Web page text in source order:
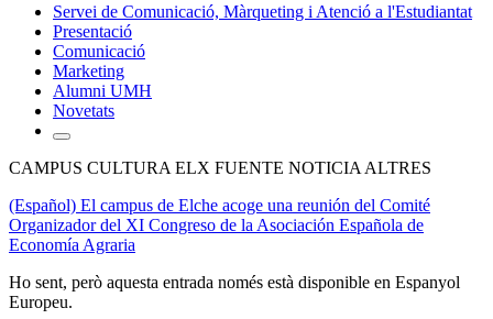
Servei de Comunicació, Màrqueting i Atenció a l'Estudiantat
Presentació
Comunicació
Marketing
Alumni UMH
Novetats
CAMPUS CULTURA ELX FUENTE NOTICIA ALTRES
(Español) El campus de Elche acoge una reunión del Comité
Organizador del XI Congreso de la Asociación Española de
Economía Agraria
Ho sent, però aquesta entrada només està disponible en Espanyol
Europeu.